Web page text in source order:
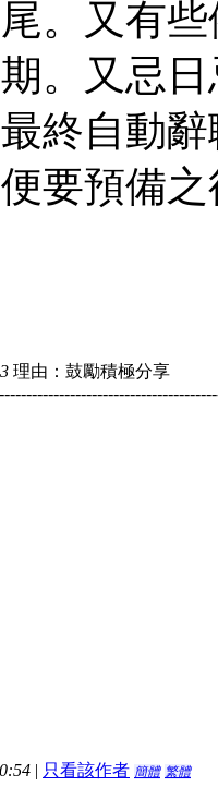
。又有
。又忌
終自動
要預備
理由：鼓勵積極分享
| 只看該作者 簡體 繁體